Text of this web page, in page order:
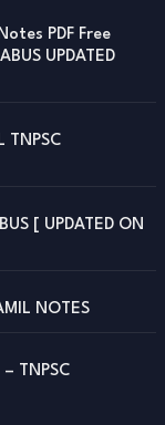
PDF Free
UPDATED
TNPSC
[ UPDATED ON
NOTES
– TNPSC